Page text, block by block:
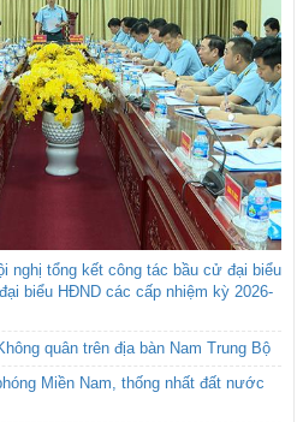
nghị tổng kết công tác bầu cử đại biểu
biểu HĐND các cấp nhiệm kỳ 2026-
quân trên địa bàn Nam Trung Bộ
Miền Nam, thống nhất đất nước